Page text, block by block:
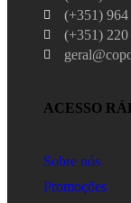
(+351)
(+351)
ACESSO
Sobre nós
Promoções